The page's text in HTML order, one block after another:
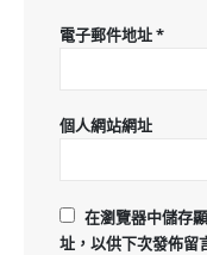
電子郵件地址*
個人網站網址
在瀏覽器中儲存
址，以供下次發佈留